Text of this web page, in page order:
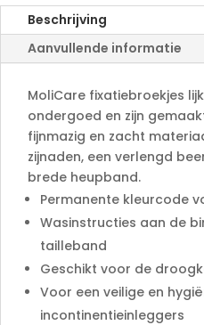
a
t
Beschrijving
Aanvullende informatie
MoliCare fixatiebroekjes
ondergoed en zijn
fijnmazig en zacht
zijnaden, een verlengd
brede heupband.
Permanente kleurcode
Wasinstructies aan de
tailleband
Geschikt voor de
Voor een veilige en
incontinentieinleggers